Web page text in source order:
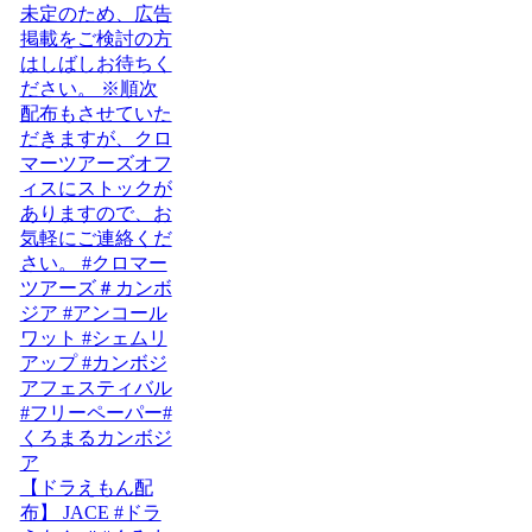
【ドラえもん配
布】 JACE #ドラ